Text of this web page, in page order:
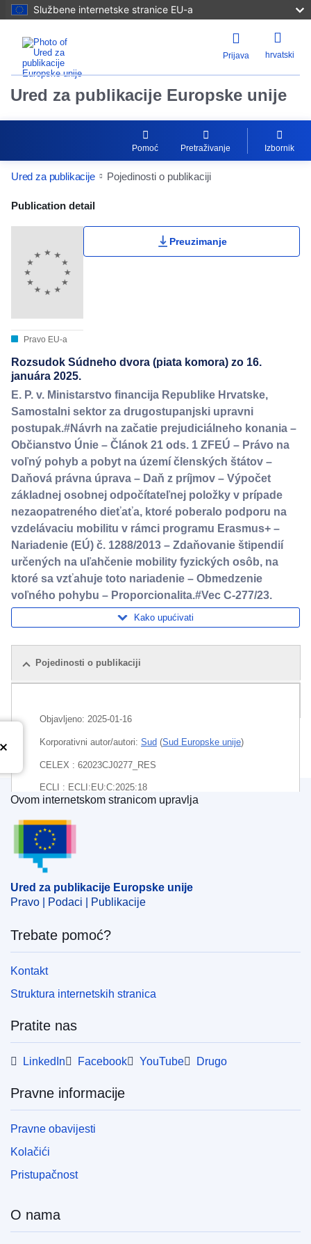
Službene internetske stranice EU-a
Prijava hrvatski
Ured za publikacije Europske unije
Pomoć Pretraživanje Izbornik
Ured za publikacije Pojedinosti o publikaciji
Publication Detail Actions Portlet
Publication detail
Pravo EU-a
Preuzimanje
Rozsudok Súdneho dvora (piata komora) zo 16.
januára 2025.
E. P. v. Ministarstvo financija Republike Hrvatske,
Samostalni sektor za drugostupanjski upravni
postupak.#Návrh na začatie prejudiciálneho konania –
Občianstvo Únie – Článok 21 ods. 1 ZFEÚ – Právo na
voľný pohyb a pobyt na území členských štátov –
Daňová právna úprava – Daň z príjmov – Výpočet
základnej osobnej odpočítateľnej položky v prípade
nezaopatreného dieťaťa, ktoré poberalo podporu na
vzdelávaciu mobilitu v rámci programu Erasmus+ –
Nariadenie (EÚ) č. 1288/2013 – Zdaňovanie štipendií
určených na uľahčenie mobility fyzických osôb, na
ktoré sa vzťahuje toto nariadenie – Obmedzenie
voľného pohybu – Proporcionalita.#Vec C-277/23.
Kako upućivati
Pojedinosti o publikaciji
Objavljeno: 2025-01-16
Korporativni autor/autori: Sud (Sud Europske unije)
CELEX : 62023CJ0277_RES
ECLI : ECLI:EU:C:2025:18
Ured za publikacije Europske unije
Ovom internetskom stranicom upravlja
Ured za publikacije Europske unije
Pravo | Podaci | Publikacije
Trebate pomoć?
Kontakt
Struktura internetskih stranica
Pratite nas
LinkedIn Facebook YouTube Drugo
Pravne informacije
Pravne obavijesti
Kolačići
Pristupačnost
O nama